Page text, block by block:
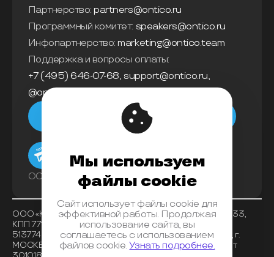
Партнерство: partners@ontico.ru
Программный комитет: speakers@ontico.ru
Инфопартнерство: marketing@ontico.team
Поддержка и вопросы оплаты:
+7 (495) 646-07-68, support@ontico.ru,
@ontico_support
Мы в телеграм
ООО «Конференции Олега Бунина»
ООО «Конференции Олега Бунина», ИНН 7733863233,
КПП 771401001 , ОКВЭД 62.01, ОКПО 26117225, ОГРН
5137746153518, Банк получателя АО «АЛЬФА-БАНК», г.
МОСКВА, БИК 044525593, корреспондентский счет
Мы используем
файлы cookie
Сайт использует файлы cookie для
эффективной работы. Продолжая
использование сайта, вы
соглашаетесь с использованием
файлов cookie.Узнать подробнее.